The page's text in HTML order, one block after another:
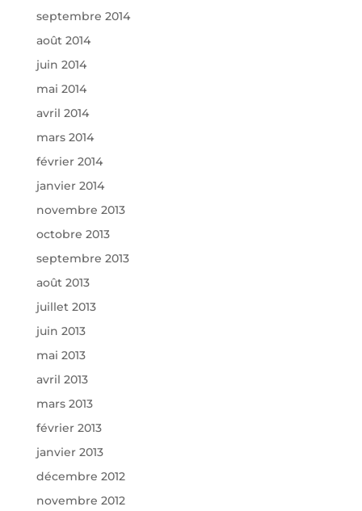
septembre 2014
août 2014
juin 2014
mai 2014
avril 2014
mars 2014
février 2014
janvier 2014
novembre 2013
octobre 2013
septembre 2013
août 2013
juillet 2013
juin 2013
mai 2013
avril 2013
mars 2013
février 2013
janvier 2013
décembre 2012
novembre 2012